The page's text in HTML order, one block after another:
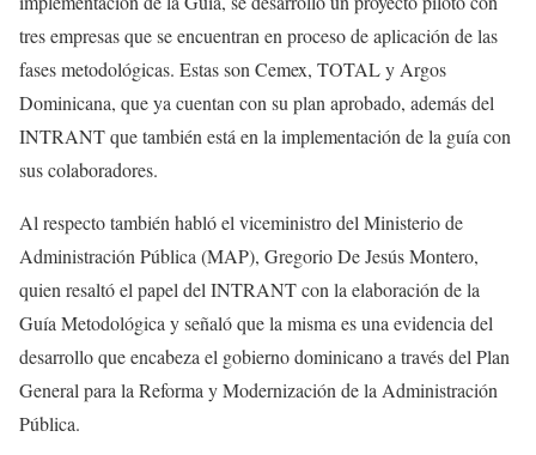
tres empresas que se encuentran en proceso de aplicación de las
fases metodológicas. Estas son Cemex, TOTAL y Argos
Dominicana, que ya cuentan con su plan aprobado, además del
INTRANT que también está en la implementación de la guía con
sus colaboradores.
Al respecto también habló el viceministro del Ministerio de
Administración Pública (MAP), Gregorio De Jesús Montero,
quien resaltó el papel del INTRANT con la elaboración de la
Guía Metodológica y señaló que la misma es una evidencia del
desarrollo que encabeza el gobierno dominicano a través del Plan
General para la Reforma y Modernización de la Administración
Pública.